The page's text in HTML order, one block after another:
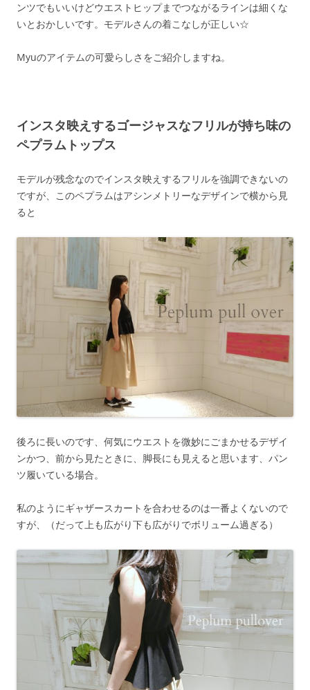
ンツでもいいけどウエストヒップまでつながるラインは細くな
いとおかしいです。モデルさんの着こなしが正しい☆
Myuのアイテムの可愛らしさをご紹介しますね。
インスタ映えするゴージャスなフリルが持ち味の
ペプラムトップス
モデルが残念なのでインスタ映えするフリルを強調できないの
ですが、このペプラムはアシンメトリーなデザインで横から見
ると
後ろに長いのです、何気にウエストを微妙にごまかせるデザイ
ンかつ、前から見たときに、脚長にも見えると思います、パン
ツ履いている場合。
私のようにギャザースカートを合わせるのは一番よくないので
すが、（だって上も広がり下も広がりでボリューム過ぎる）